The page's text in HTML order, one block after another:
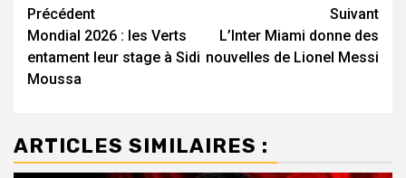
Navigation
d’article
Précédent
Mondial 2026 : les Verts
entament leur stage à Sidi
Moussa
Suivant
L’Inter Miami donne des
nouvelles de Lionel Messi
ARTICLES SIMILAIRES :